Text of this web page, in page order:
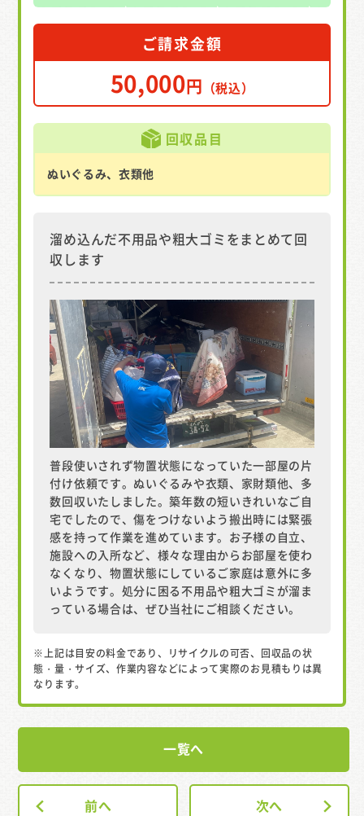
ご請求金額
50,000円 （税込）
回収品目
ぬいぐるみ、衣類他
溜め込んだ不用品や粗大ゴミをまとめて回
収します
普段使いされず物置状態になっていた一部屋の片
付け依頼です。ぬいぐるみや衣類、家財類他、多
数回収いたしました。築年数の短いきれいなご自
宅でしたので、傷をつけないよう搬出時には緊張
感を持って作業を進めています。お子様の自立、
施設への入所など、様々な理由からお部屋を使わ
なくなり、物置状態にしているご家庭は意外に多
いようです。処分に困る不用品や粗大ゴミが溜ま
っている場合は、ぜひ当社にご相談ください。
※上記は目安の料金であり、リサイクルの可否、回収品の状
態・量・サイズ、作業内容などによって実際のお見積もりは異
なります。
前へ
一覧へ
次へ